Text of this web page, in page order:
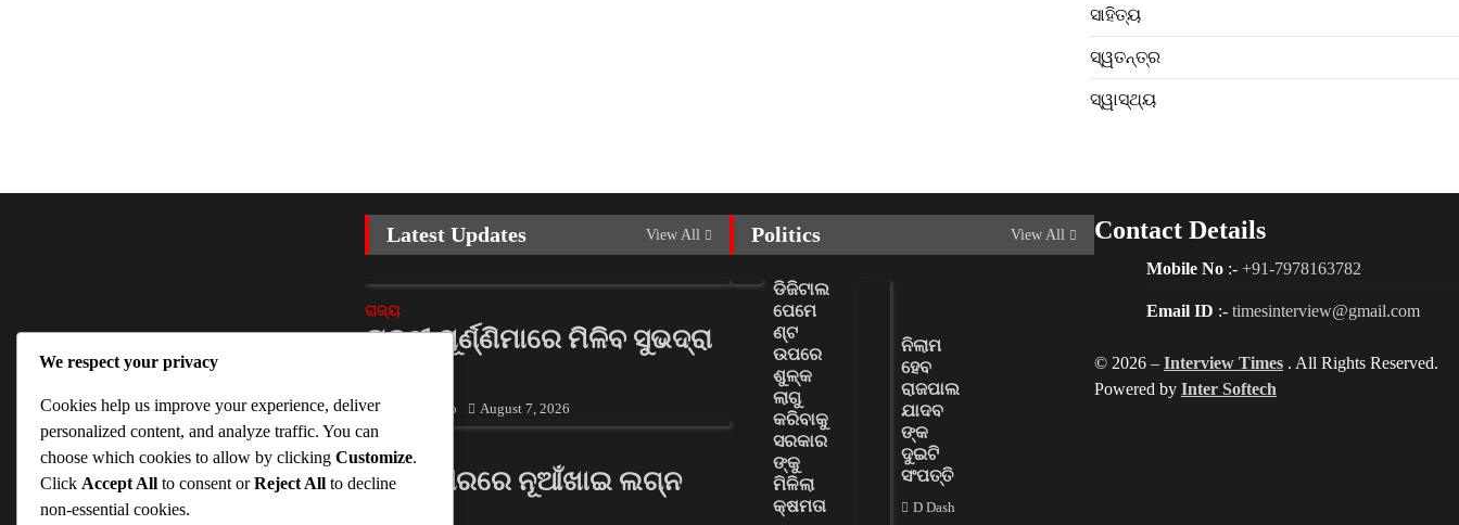
ସାହିତ୍ୟ
ସ୍ୱତନ୍ତ୍ର
ସ୍ୱାସ୍ଥ୍ୟ
Latest Updates View All
ରାଜ୍ୟ
ରାକ୍ଷୀ ପୂର୍ଣ୍ଣିମାରେ ମିଳିବ ସୁଭଦ୍ରା
Ankita Sahoo August 7, 2026
ରାଜ୍ୟ
ବଲାଙ୍ଗୀରରେ ନୂଆଁଖାଇ ଲଗ୍ନ
Politics View All
ଡିଜିଟାଲ
ପେମେ
ଣ୍ଟ
ଉପରେ
ଶୁଳ୍କ
ଲାଗୁ
କରିବାକୁ
ସରକାର
ଙ୍କୁ
ମିଳିଲା
କ୍ଷମତା
ନିଲାମ
ହେବ
ରାଜପାଲ
ଯାଦବ
ଙ୍କ
ଦୁଇଟି
ସଂପତ୍ତି
D Dash
Contact Details
Mobile No :- +91-7978163782
Email ID :- timesinterview@gmail.com
© 2026 – Interview Times . All Rights Reserved.
Powered by Inter Softech
We respect your privacy
Cookies help us improve your experience, deliver
personalized content, and analyze traffic. You can
choose which cookies to allow by clicking Customize.
Click Accept All to consent orReject All to decline
non-essential cookies.